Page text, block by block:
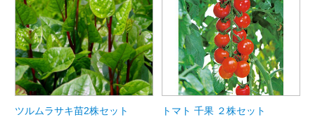
ツルムラサキ苗2株セット
トマト 千果 ２株セット